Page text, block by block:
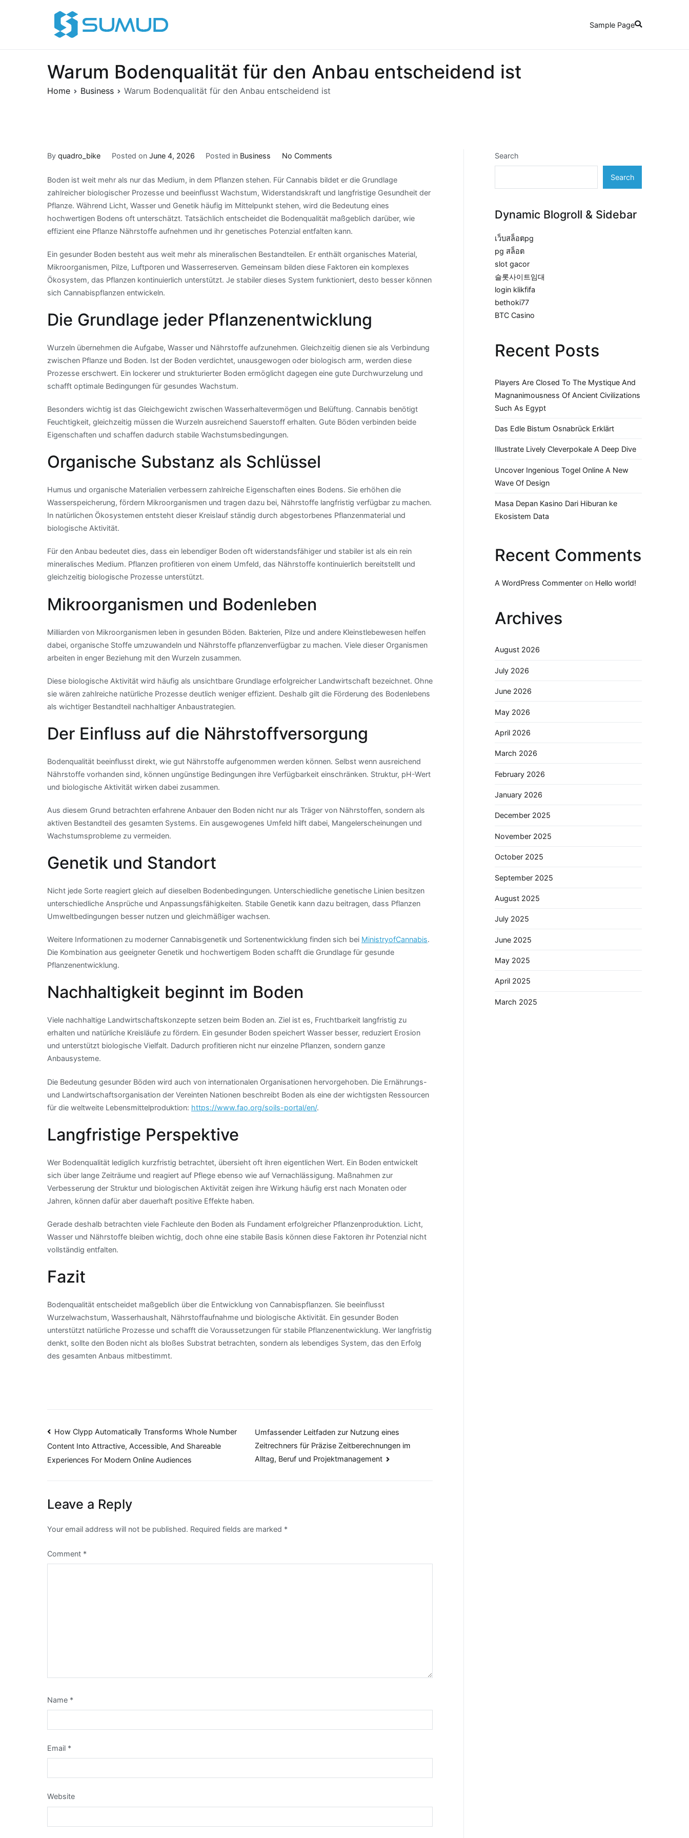
Sample Page
Warum Bodenqualität für den Anbau entscheidend ist
Home Business Warum Bodenqualität für den Anbau entscheidend ist
By quadro_bike Posted on June 4, 2026 Posted in Business No Commentson
Bodenqualität
für
den
Anbau
entscheidend
Boden ist weit mehr als nur das Medium, in dem Pflanzen stehen. Für Cannabis bildet er die Grundlage
zahlreicher biologischer Prozesse und beeinflusst Wachstum, Widerstandskraft und langfristige Gesundheit der
Pflanze. Während Licht, Wasser und Genetik häufig im Mittelpunkt stehen, wird die Bedeutung eines
hochwertigen Bodens oft unterschätzt. Tatsächlich entscheidet die Bodenqualität maßgeblich darüber, wie
effizient eine Pflanze Nährstoffe aufnehmen und ihr genetisches Potenzial entfalten kann.
Ein gesunder Boden besteht aus weit mehr als mineralischen Bestandteilen. Er enthält organisches Material,
Mikroorganismen, Pilze, Luftporen und Wasserreserven. Gemeinsam bilden diese Faktoren ein komplexes
Ökosystem, das Pflanzen kontinuierlich unterstützt. Je stabiler dieses System funktioniert, desto besser können
sich Cannabispflanzen entwickeln.
Die Grundlage jeder Pflanzenentwicklung
Wurzeln übernehmen die Aufgabe, Wasser und Nährstoffe aufzunehmen. Gleichzeitig dienen sie als Verbindung
zwischen Pflanze und Boden. Ist der Boden verdichtet, unausgewogen oder biologisch arm, werden diese
Prozesse erschwert. Ein lockerer und strukturierter Boden ermöglicht dagegen eine gute Durchwurzelung und
schafft optimale Bedingungen für gesundes Wachstum.
Besonders wichtig ist das Gleichgewicht zwischen Wasserhaltevermögen und Belüftung. Cannabis benötigt
Feuchtigkeit, gleichzeitig müssen die Wurzeln ausreichend Sauerstoff erhalten. Gute Böden verbinden beide
Eigenschaften und schaffen dadurch stabile Wachstumsbedingungen.
Organische Substanz als Schlüssel
Humus und organische Materialien verbessern zahlreiche Eigenschaften eines Bodens. Sie erhöhen die
Wasserspeicherung, fördern Mikroorganismen und tragen dazu bei, Nährstoffe langfristig verfügbar zu machen.
In natürlichen Ökosystemen entsteht dieser Kreislauf ständig durch abgestorbenes Pflanzenmaterial und
biologische Aktivität.
Für den Anbau bedeutet dies, dass ein lebendiger Boden oft widerstandsfähiger und stabiler ist als ein rein
mineralisches Medium. Pflanzen profitieren von einem Umfeld, das Nährstoffe kontinuierlich bereitstellt und
gleichzeitig biologische Prozesse unterstützt.
Mikroorganismen und Bodenleben
Milliarden von Mikroorganismen leben in gesunden Böden. Bakterien, Pilze und andere Kleinstlebewesen helfen
dabei, organische Stoffe umzuwandeln und Nährstoffe pflanzenverfügbar zu machen. Viele dieser Organismen
arbeiten in enger Beziehung mit den Wurzeln zusammen.
Diese biologische Aktivität wird häufig als unsichtbare Grundlage erfolgreicher Landwirtschaft bezeichnet. Ohne
sie wären zahlreiche natürliche Prozesse deutlich weniger effizient. Deshalb gilt die Förderung des Bodenlebens
als wichtiger Bestandteil nachhaltiger Anbaustrategien.
Der Einfluss auf die Nährstoffversorgung
Bodenqualität beeinflusst direkt, wie gut Nährstoffe aufgenommen werden können. Selbst wenn ausreichend
Nährstoffe vorhanden sind, können ungünstige Bedingungen ihre Verfügbarkeit einschränken. Struktur, pH-Wert
und biologische Aktivität wirken dabei zusammen.
Aus diesem Grund betrachten erfahrene Anbauer den Boden nicht nur als Träger von Nährstoffen, sondern als
aktiven Bestandteil des gesamten Systems. Ein ausgewogenes Umfeld hilft dabei, Mangelerscheinungen und
Wachstumsprobleme zu vermeiden.
Genetik und Standort
Nicht jede Sorte reagiert gleich auf dieselben Bodenbedingungen. Unterschiedliche genetische Linien besitzen
unterschiedliche Ansprüche und Anpassungsfähigkeiten. Stabile Genetik kann dazu beitragen, dass Pflanzen
Umweltbedingungen besser nutzen und gleichmäßiger wachsen.
Weitere Informationen zu moderner Cannabisgenetik und Sortenentwicklung finden sich bei MinistryofCannabis.
Die Kombination aus geeigneter Genetik und hochwertigem Boden schafft die Grundlage für gesunde
Pflanzenentwicklung.
Nachhaltigkeit beginnt im Boden
Viele nachhaltige Landwirtschaftskonzepte setzen beim Boden an. Ziel ist es, Fruchtbarkeit langfristig zu
erhalten und natürliche Kreisläufe zu fördern. Ein gesunder Boden speichert Wasser besser, reduziert Erosion
und unterstützt biologische Vielfalt. Dadurch profitieren nicht nur einzelne Pflanzen, sondern ganze
Anbausysteme.
Die Bedeutung gesunder Böden wird auch von internationalen Organisationen hervorgehoben. Die Ernährungs-
und Landwirtschaftsorganisation der Vereinten Nationen beschreibt Boden als eine der wichtigsten Ressourcen
für die weltweite Lebensmittelproduktion: https://www.fao.org/soils-portal/en/.
Langfristige Perspektive
Wer Bodenqualität lediglich kurzfristig betrachtet, übersieht oft ihren eigentlichen Wert. Ein Boden entwickelt
sich über lange Zeiträume und reagiert auf Pflege ebenso wie auf Vernachlässigung. Maßnahmen zur
Verbesserung der Struktur und biologischen Aktivität zeigen ihre Wirkung häufig erst nach Monaten oder
Jahren, können dafür aber dauerhaft positive Effekte haben.
Gerade deshalb betrachten viele Fachleute den Boden als Fundament erfolgreicher Pflanzenproduktion. Licht,
Wasser und Nährstoffe bleiben wichtig, doch ohne eine stabile Basis können diese Faktoren ihr Potenzial nicht
vollständig entfalten.
Fazit
Bodenqualität entscheidet maßgeblich über die Entwicklung von Cannabispflanzen. Sie beeinflusst
Wurzelwachstum, Wasserhaushalt, Nährstoffaufnahme und biologische Aktivität. Ein gesunder Boden
unterstützt natürliche Prozesse und schafft die Voraussetzungen für stabile Pflanzenentwicklung. Wer langfristig
denkt, sollte den Boden nicht als bloßes Substrat betrachten, sondern als lebendiges System, das den Erfolg
des gesamten Anbaus mitbestimmt.
Post
navigation
How Clypp Automatically Transforms Whole Number
Content Into Attractive, Accessible, And Shareable
Experiences For Modern Online Audiences
Umfassender Leitfaden zur Nutzung eines
Zeitrechners für Präzise Zeitberechnungen im
Alltag, Beruf und Projektmanagement
Leave a Reply
Your email address will not be published. Required fields are marked *
Comment *
Name *
Email *
Website
Search
Search
Dynamic Blogroll & Sidebar
เว็บสล็อตpg
pg สล็อต
slot gacor
슬롯사이트임대
login klikfifa
bethoki77
BTC Casino
Recent Posts
Players Are Closed To The Mystique And
Magnanimousness Of Ancient Civilizations
Such As Egypt
Das Edle Bistum Osnabrück Erklärt
Illustrate Lively Cleverpokale A Deep Dive
Uncover Ingenious Togel Online A New
Wave Of Design
Masa Depan Kasino Dari Hiburan ke
Ekosistem Data
Recent Comments
A WordPress Commenter on Hello world!
Archives
August 2026
July 2026
June 2026
May 2026
April 2026
March 2026
February 2026
January 2026
December 2025
November 2025
October 2025
September 2025
August 2025
July 2025
June 2025
May 2025
April 2025
March 2025